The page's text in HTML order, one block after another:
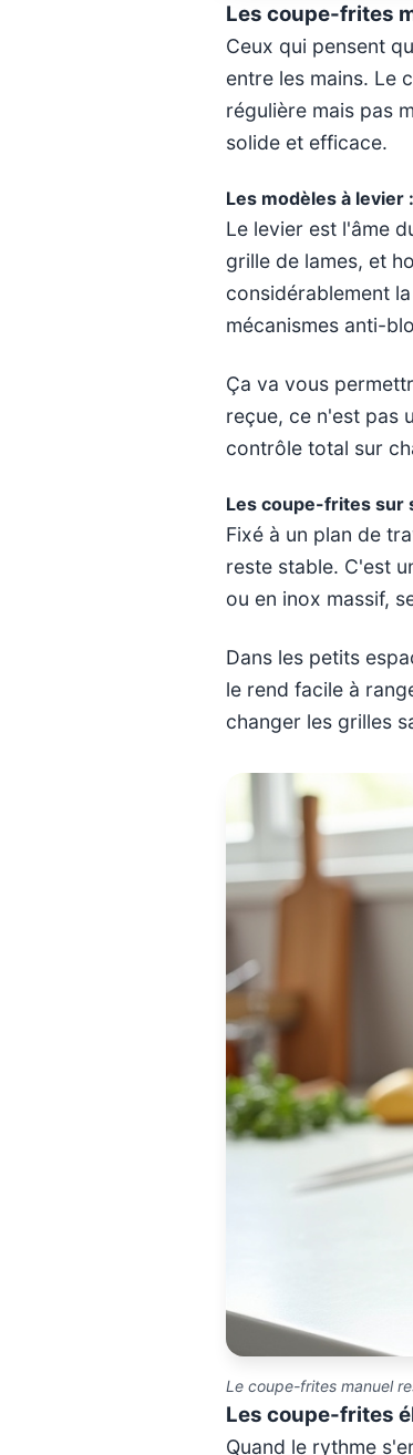
Les coupe-frites
Ceux qui pensent
entre les mains. Le
régulière mais pas
solide et efficace.
Les modèles à
Le levier est l'âme
grille de lames, et
considérablement
mécanismes anti-
Ça va vous
reçue, ce n'est pas
contrôle total sur
Les coupe-frites sur
Fixé à un plan de
reste stable. C'est
ou en inox massif,
Dans les petits
le rend facile à
changer les grilles
Le coupe-frites manuel
Les coupe-frites
Quand le rythme